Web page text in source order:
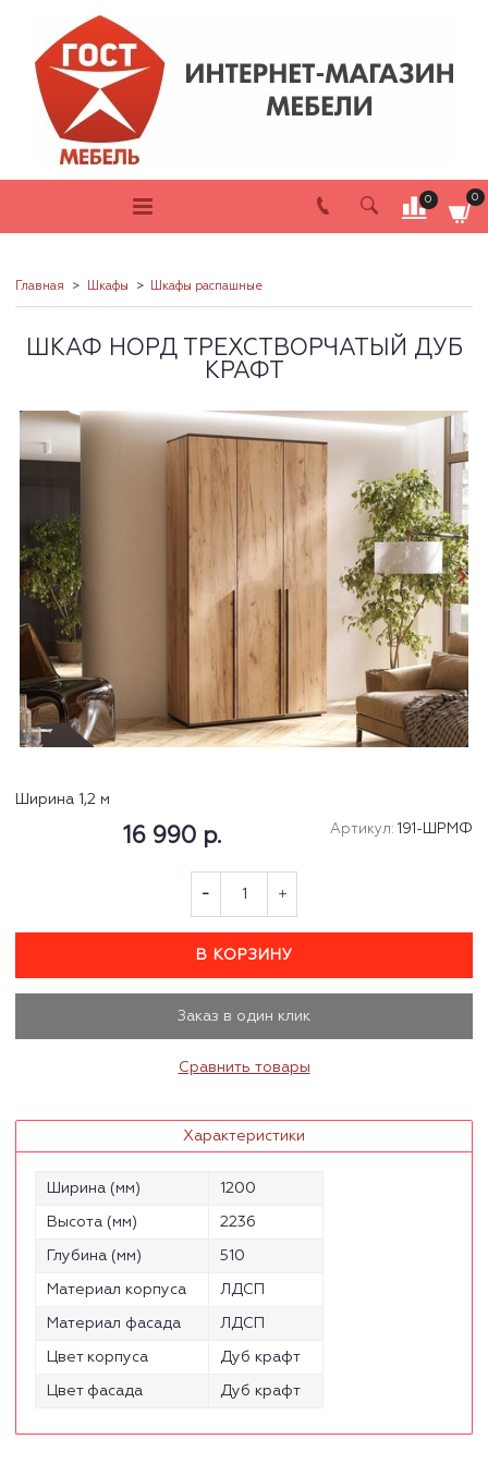
0 0
Главная Шкафы Шкафы распашные
ШКАФ НОРД ТРЕХСТВОРЧАТЫЙ ДУБ
КРАФТ
Ширина 1,2 м
Артикул: 191-ШРМФ
16 990 р.
В КОРЗИНУ
Заказ в один клик
Сравнить товары
Характеристики
Ширина (мм) 1200
Высота (мм) 2236
Глубина (мм) 510
Материал корпуса ЛДСП
Материал фасада ЛДСП
Цвет корпуса Дуб крафт
Цвет фасада Дуб крафт